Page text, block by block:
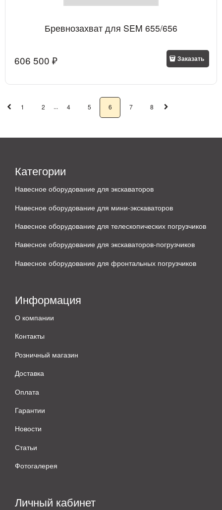
Бревнозахват для SEM 655/656
606 500 ₽ Заказать
1 2 ... 4 5 6 7 8
Категории
Навесное оборудование для экскаваторов
Навесное оборудование для мини-экскаваторов
Навесное оборудование для телескопических погрузчиков
Навесное оборудование для экскаваторов-погрузчиков
Навесное оборудование для фронтальных погрузчиков
Информация
О компании
Контакты
Розничный магазин
Доставка
Оплата
Гарантии
Новости
Статьи
Фотогалерея
Личный кабинет